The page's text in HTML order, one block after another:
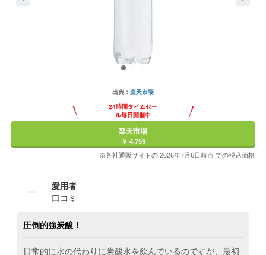
出典： 楽天市場
24時間タイムセー
ル毎日開催中
楽天市場
￥ 4,759
※各社通販サイトの 2026年7月6日時点 での税込価格
愛用者
口コミ
圧倒的強炭酸！
日常的に水の代わりに炭酸水を飲んでいるのですが、最初